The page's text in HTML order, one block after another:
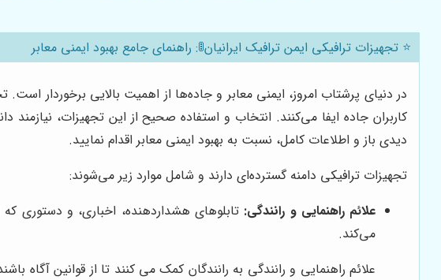
⭐️ تجهیزات ترافیکی ایمن ترافیک ایرانیان🚦: راهنمای جامع بهبود ایمنی معابر
در دنیای پرشتاب امروز، ایمنی معابر و جاده‌ها از اهمیت بالایی برخوردار
کاربران جاده ایفا می‌کنند. انتخاب و استفاده صحیح از این تجهیزات،
دیدی باز و اطلاعات کامل، نسبت به بهبود ایمنی معابر اقدام نمایید.
تجهیزات ترافیکی دامنه گسترده‌ای دارند و شامل موارد زیر می‌شوند:
علائم راهنمایی و رانندگی: تابلوهای هشداردهنده، اخباری، و دستوری
می‌کند.
علائم راهنمایی و رانندگی به رانندگان کمک می کنند تا از قوانین